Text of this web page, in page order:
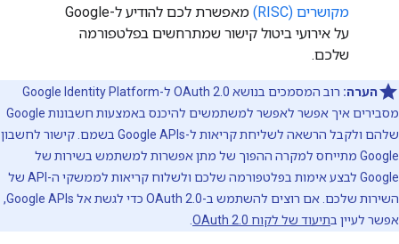
מקושרים (RISC)
מאפשרת לכם להודיע ל-Google
על אירועי ביטול קישור שמתרחשים בפלטפורמה
שלכם.
הערה:
רוב המסמכים בנושא OAuth 2.0 ל-Google Identity Platform
מסבירים איך אפשר לאפשר למשתמשים להיכנס באמצעות חשבונות Google
שלהם ולקבל הרשאה לשליחת קריאות ל-Google APIs בשמם. קישור לחשבון
Google מתייחס למקרה ההפוך של מתן אפשרות למשתמש בשירות של
Google לבצע אימות בפלטפורמה שלכם ולשלוח קריאות לממשקי ה-API של
השירות שלכם. אם רוצים להשתמש ב-OAuth 2.0 כדי לגשת אל Google APIs,
אפשר לעיין בתיעוד של לקוח OAuth 2.0